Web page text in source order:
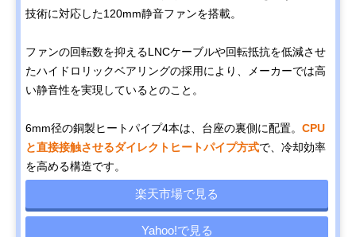
技術に対応した120mm静音ファンを搭載。
ファンの回転数を抑えるLNCケーブルや回転抵抗を低減させ
たハイドロリックベアリングの採用により、メーカーでは高
い静音性を実現しているとのこと。
6mm径の銅製ヒートパイプ4本は、台座の裏側に配置。 CPU
と直接接触させるダイレクトヒートパイプ方式で、冷却効率
を高める構造です。
楽天市場で見る
Yahoo!で見る